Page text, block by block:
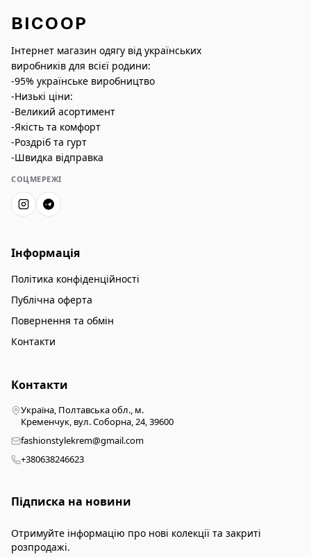
BICOOP
Інтернет магазин одягу від українських
виробників для всієї родини:
-95% українське виробництво
-Низькі ціни:
-Великий асортимент
-Якість та комфорт
-Роздріб та гурт
-Швидка відправка
СОЦМЕРЕЖІ
Інформація
Політика конфіденційності
Публічна оферта
Повернення та обмін
Контакти
Контакти
Україна, Полтавська обл., м.
Кременчук, вул. Соборна, 24, 39600
fashionstylekrem@gmail.com
+380638246623
Підписка на новини
Отримуйте інформацію про нові колекції та закриті
розпродажі.